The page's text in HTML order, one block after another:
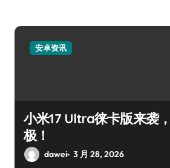
安卓资讯
小米17 Ultra徕卡版来袭
极！
dawei 3 月 28, 2026